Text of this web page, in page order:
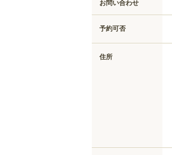
お問い合わせ
予約可否
住所